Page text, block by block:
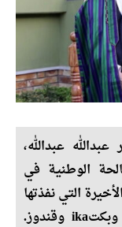
عبدالله،
الوطنية في
التي نفذتها
القوات الباكستانية في ولايات بكتيا وبكتika وقندوز.